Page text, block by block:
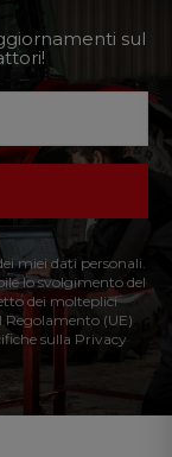
sul
miei dati personali.
lo svolgimento del
dei molteplici
Regolamento (UE)
sulla Privacy